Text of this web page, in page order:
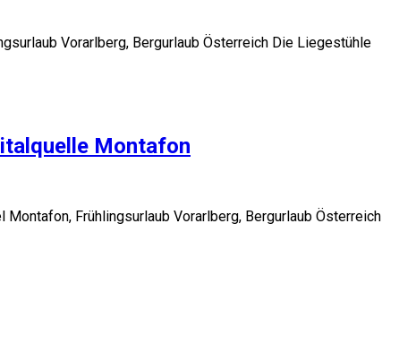
Vorarlberg, Bergurlaub Österreich Die Liegestühle
Montafon
Frühlingsurlaub Vorarlberg, Bergurlaub Österreich